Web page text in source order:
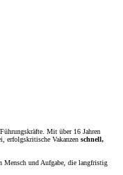
Mit über 16 Jahren
erfolgskritische Vakanzen schnell,
und Aufgabe, die langfristig